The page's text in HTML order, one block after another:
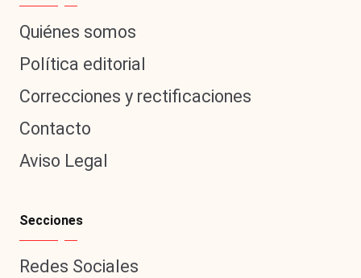
Quiénes somos
Política editorial
Correcciones y rectificaciones
Contacto
Aviso Legal
Secciones
Redes Sociales